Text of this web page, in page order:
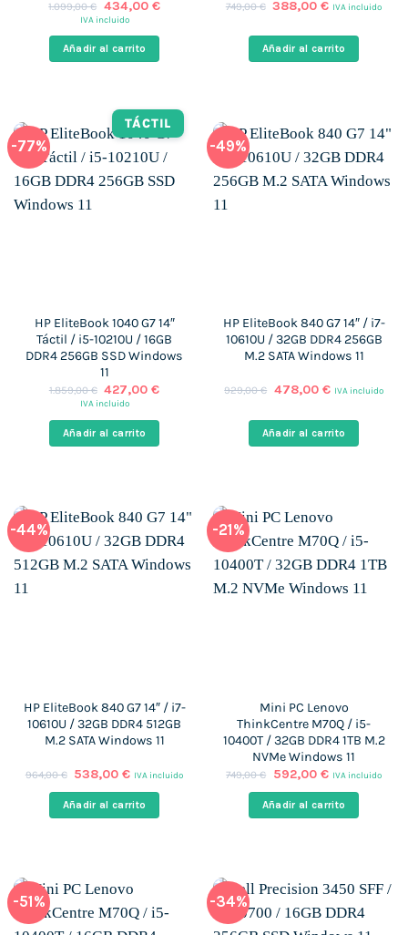
1.099,00€ El
precio
era:
1.099,00 €.
434,00 €El
es:
434,00 €.
IVA incluido
Añadir al carrito
749,00€ El
era:
749,00 €.
388,00€El
es:
388,00 €.
IVA incluido
Añadir al carrito
-77%
TÁCTIL
HP EliteBook 1040 G7 14″
Táctil / i5-10210U / 16GB
DDR4 256GB SSD Windows
11
1.859,00€ El
precio
era:
1.859,00 €.
427,00€El
es:
427,00 €.
IVA incluido
Añadir al carrito
-49%
HP EliteBook 840 G7 14″ / i7-
10610U / 32GB DDR4 256GB
M.2 SATA Windows 11
929,00€ El
era:
929,00 €.
478,00 €El
es:
478,00 €.
IVA incluido
Añadir al carrito
-44%
HP EliteBook 840 G7 14″ / i7-
10610U / 32GB DDR4 512GB
M.2 SATA Windows 11
964,00€ El
original
era:
538,00€El
actual
es:
IVA incluido
Añadir al carrito
-21%
Mini PC Lenovo
ThinkCentre M70Q / i5-
10400T / 32GB DDR4 1TB M.2
NVMe Windows 11
749,00€
El
original
era:
592,00 €El
actual
es:
IVA incluido
Añadir al carrito
-51% -34%